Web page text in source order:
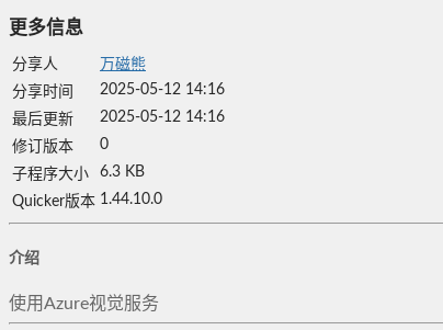
更多信息
分享人
万磁熊
分享时间
2025-05-12 14:16
最后更新
2025-05-12 14:16
修订版本
0
子程序大小
6.3 KB
Quicker版本 1.44.10.0
介绍
使用Azure视觉服务